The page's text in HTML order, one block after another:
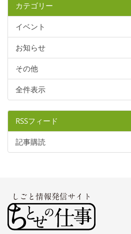
カテゴリー
イベント
お知らせ
その他
全件表示
RSSフィード
記事購読